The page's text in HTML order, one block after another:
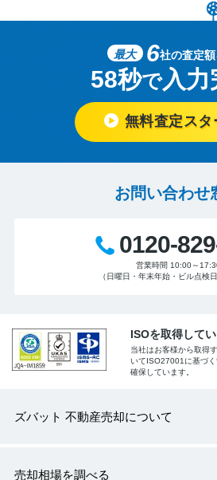
最大 6社の査定
58秒で入力
無料査定スタ
お問い合わせ
0120-
営業時間 10:00～
（日曜日・年末年始・ビル点検
ISOを取得して
当社はお客様から取得
いてISO27001に基づ
確保しています。
ズバット 不動産売却について
売却相場を調べる